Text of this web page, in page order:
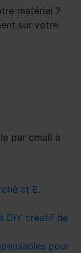
matériel ?
sur votre
par email à
et E.
DIY créatif de
pour